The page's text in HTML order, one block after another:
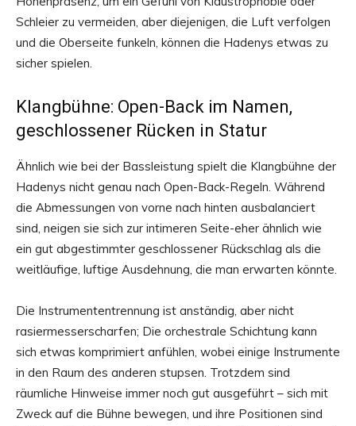
Schleier zu vermeiden, aber diejenigen, die Luft verfolgen
und die Oberseite funkeln, können die Hadenys etwas zu
sicher spielen.
Klangbühne: Open-Back im Namen,
geschlossener Rücken in Statur
Ähnlich wie bei der Bassleistung spielt die Klangbühne der
Hadenys nicht genau nach Open-Back-Regeln. Während
die Abmessungen von vorne nach hinten ausbalanciert
sind, neigen sie sich zur intimeren Seite-eher ähnlich wie
ein gut abgestimmter geschlossener Rückschlag als die
weitläufige, luftige Ausdehnung, die man erwarten könnte.
Die Instrumententrennung ist anständig, aber nicht
rasiermesserscharfen; Die orchestrale Schichtung kann
sich etwas komprimiert anfühlen, wobei einige Instrumente
in den Raum des anderen stupsen. Trotzdem sind
räumliche Hinweise immer noch gut ausgeführt – sich mit
Zweck auf die Bühne bewegen, und ihre Positionen sind